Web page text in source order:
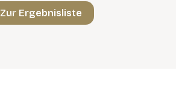
Zur Ergebnisliste